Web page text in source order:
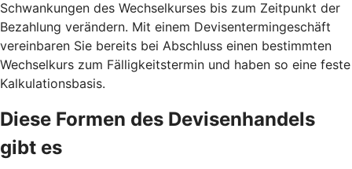
Schwankungen des Wechselkurses bis zum Zeitpunkt der
Bezahlung verändern. Mit einem Devisentermingeschäft
vereinbaren Sie bereits bei Abschluss einen bestimmten
Wechselkurs zum Fälligkeitstermin und haben so eine feste
Kalkulationsbasis.
Diese Formen des Devisenhandels
gibt es